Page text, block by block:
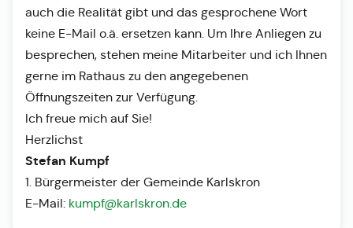
auch die Realität gibt und das gesprochene Wort
keine E-Mail o.ä. ersetzen kann. Um Ihre Anliegen zu
besprechen, stehen meine Mitarbeiter und ich Ihnen
gerne im Rathaus zu den angegebenen
Öffnungszeiten zur Verfügung.
Ich freue mich auf Sie!
Herzlichst
Stefan Kumpf
1. Bürgermeister der Gemeinde Karlskron
E-Mail: kumpf@karlskron.de